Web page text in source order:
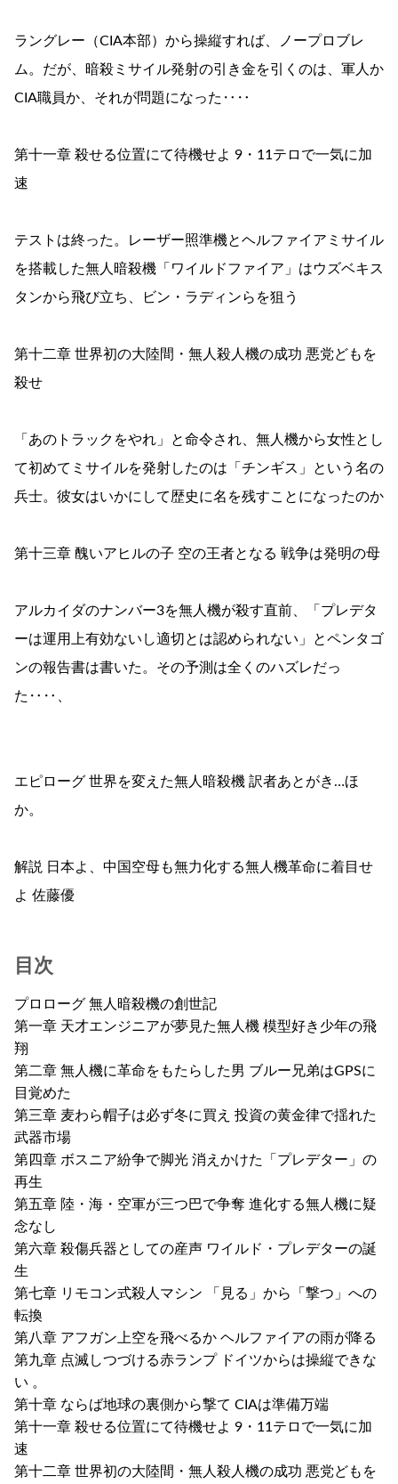
ラングレー（CIA本部）から操縦すれば、ノープロブレ
ム。だが、暗殺ミサイル発射の引き金を引くのは、軍人か
CIA職員か、それが問題になった‥‥
第十一章 殺せる位置にて待機せよ 9・11テロで一気に加
速
テストは終った。レーザー照準機とヘルファイアミサイル
を搭載した無人暗殺機「ワイルドファイア」はウズベキス
タンから飛び立ち、ビン・ラディンらを狙う
第十二章 世界初の大陸間・無人殺人機の成功 悪党どもを
殺せ
「あのトラックをやれ」と命令され、無人機から女性とし
て初めてミサイルを発射したのは「チンギス」という名の
兵士。彼女はいかにして歴史に名を残すことになったのか
第十三章 醜いアヒルの子 空の王者となる 戦争は発明の母
アルカイダのナンバー3を無人機が殺す直前、「プレデタ
ーは運用上有効ないし適切とは認められない」とペンタゴ
ンの報告書は書いた。その予測は全くのハズレだっ
た‥‥、
エピローグ 世界を変えた無人暗殺機 訳者あとがき…ほ
か。
解説 日本よ、中国空母も無力化する無人機革命に着目せ
よ 佐藤優
目次
プロローグ 無人暗殺機の創世記
第一章 天才エンジニアが夢見た無人機 模型好き少年の飛
翔
第二章 無人機に革命をもたらした男 ブルー兄弟はGPSに
目覚めた
第三章 麦わら帽子は必ず冬に買え 投資の黄金律で揺れた
武器市場
第四章 ボスニア紛争で脚光 消えかけた「プレデター」の
再生
第五章 陸・海・空軍が三つ巴で争奪 進化する無人機に疑
念なし
第六章 殺傷兵器としての産声 ワイルド・プレデターの誕
生
第七章 リモコン式殺人マシン 「見る」から「撃つ」への
転換
第八章 アフガン上空を飛べるか ヘルファイアの雨が降る
第九章 点滅しつづける赤ランプ ドイツからは操縦できな
い 。
第十章 ならば地球の裏側から撃て CIAは準備万端
第十一章 殺せる位置にて待機せよ 9・11テロで一気に加
速
第十二章 世界初の大陸間・無人殺人機の成功 悪党どもを